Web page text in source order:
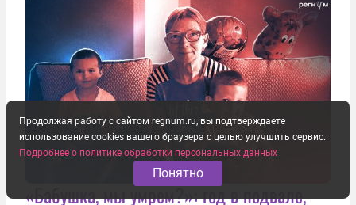
«Бабушка, мы умрем?»: год в подвале,
Продолжая работу с сайтом regnum.ru, вы подтверждаете
использование cookies вашего браузера с целью улучшить сервис.
Подробнее о политике обработки персональных данных
Понятно